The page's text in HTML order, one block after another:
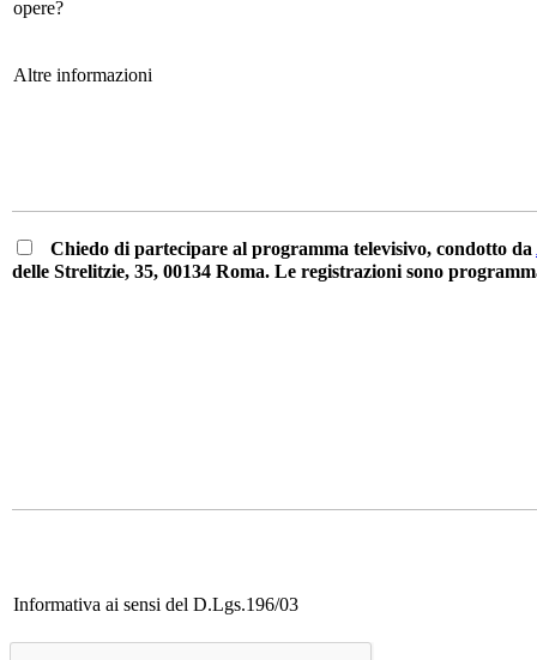
opere?
Altre informazioni
Chiedo di partecipare al programma televisivo, condotto da
delle Strelitzie, 35, 00134 Roma. Le registrazioni sono
Informativa ai sensi del D.Lgs.196/03